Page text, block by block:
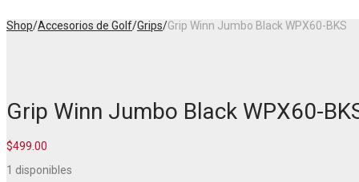
Shop/Accesorios de Golf/Grips/Grip Winn Jumbo Black WPX60-BKS
Grip Winn Jumbo Black WPX60-
$499.00
1 disponibles